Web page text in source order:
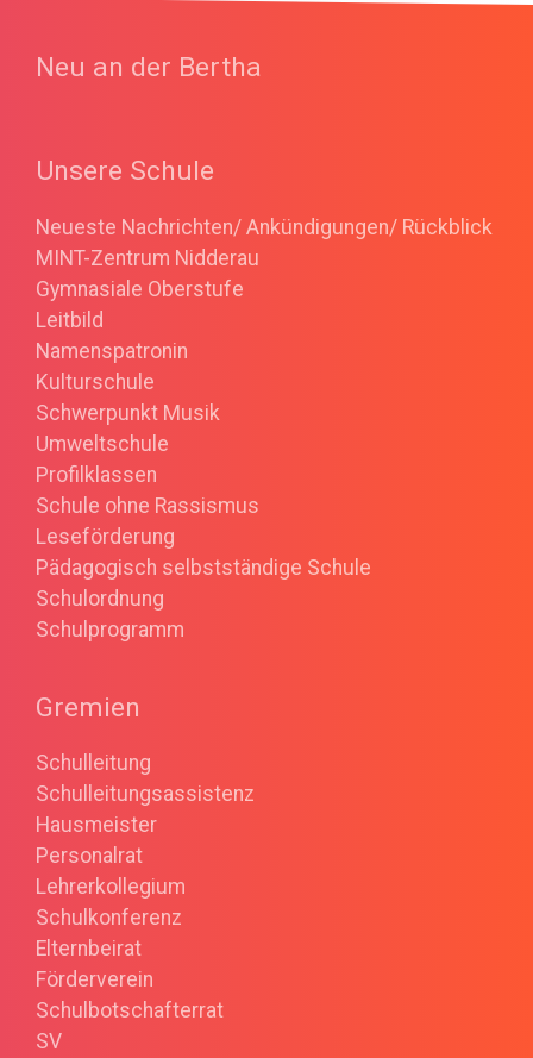
Neu an der Bertha
Unsere Schule
Neueste Nachrichten/ Ankündigungen/ Rückblick
MINT-Zentrum Nidderau
Gymnasiale Oberstufe
Leitbild
Namenspatronin
Kulturschule
Schwerpunkt Musik
Umweltschule
Profilklassen
Schule ohne Rassismus
Leseförderung
Pädagogisch selbstständige Schule
Schulordnung
Schulprogramm
Gremien
Schulleitung
Schulleitungsassistenz
Hausmeister
Personalrat
Lehrerkollegium
Schulkonferenz
Elternbeirat
Förderverein
Schulbotschafterrat
SV